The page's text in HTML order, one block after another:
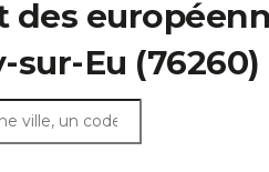
des
sur-Eu (76260)